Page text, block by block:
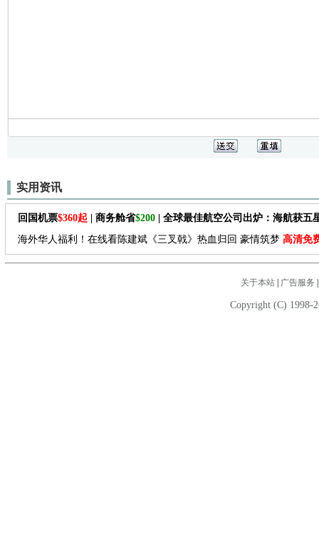
实用资讯
回国机票$360起 | 商务舱省$200 | 全球最佳航空公司出炉：海航获五
海外华人福利！在线看陈建斌《三叉戟》热血归回 豪情筑梦 高清免
关于本站| 广告服务
Copyright (C) 1998-